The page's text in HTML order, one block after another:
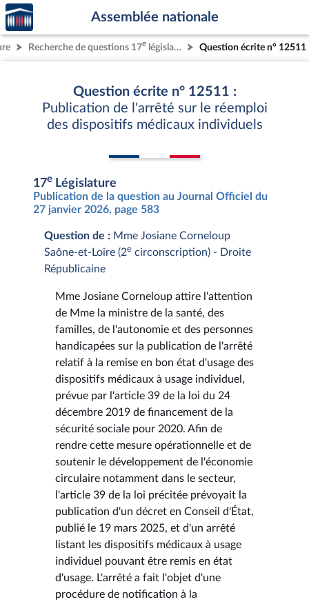
Aller au contenu
Aller en bas de la page
Accèder
à la
page
d'accueil
Assemblée nationale
Recherche de questions 17e législature Question écrite n° 12511
Question écrite n° 12511 :
Publication de l'arrêté sur le réemploi
des dispositifs médicaux individuels
17e Législature
Publication de la question au Journal Officiel du
27 janvier 2026, page 583
Question de : Mme Josiane Corneloup
Saône-et-Loire (2e circonscription) - Droite
Républicaine
Mme Josiane Corneloup attire l'attention
de Mme la ministre de la santé, des
familles, de l'autonomie et des personnes
handicapées sur la publication de l'arrêté
relatif à la remise en bon état d'usage des
dispositifs médicaux à usage individuel,
prévue par l'article 39 de la loi du 24
décembre 2019 de financement de la
sécurité sociale pour 2020. Afin de
rendre cette mesure opérationnelle et de
soutenir le développement de l'économie
circulaire notamment dans le secteur,
l'article 39 de la loi précitée prévoyait la
publication d'un décret en Conseil d'État,
publié le 19 mars 2025, et d'un arrêté
listant les dispositifs médicaux à usage
individuel pouvant être remis en état
d'usage. L'arrêté a fait l'objet d'une
procédure de notification à la